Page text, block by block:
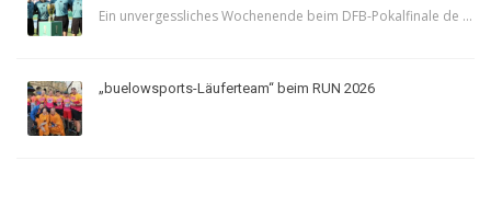
Ein unvergessliches Wochenende beim DFB-Pokalfinale de ...
„buelowsports-Läuferteam“ beim RUN 2026